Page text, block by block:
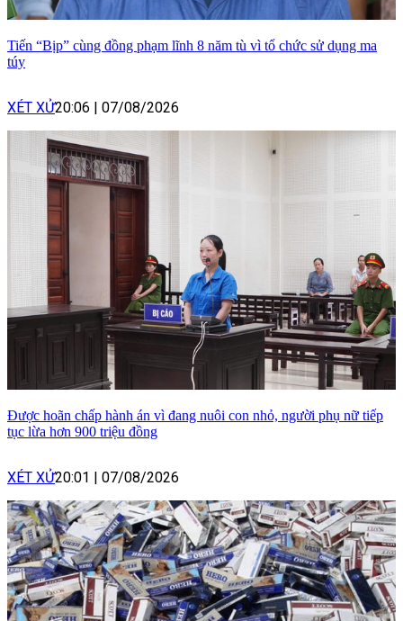
Tiến “Bịp” cùng đồng phạm lĩnh 8 năm tù vì tổ chức sử dụng ma
túy
XÉT XỬ20:06 07/08/2026
Được hoãn chấp hành án vì đang nuôi con nhỏ, người phụ nữ tiếp
tục lừa hơn 900 triệu đồng
XÉT XỬ20:01 07/08/2026